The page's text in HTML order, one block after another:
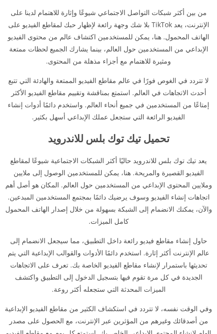
من بين أكثر شبكات التواصل الاجتماعي شيوعًا وإثارة للاهتمام لدينا على
الإنترنت، يعد TikTok بلا شك وجهة رائعة لإظهار حبك لمقاطع الفيديو على
الهاتف المحمول. هنا، يمكن للمستخدمين اكتشاف عالم من محتوى الفيديو
الإبداعي من المستخدمين حول العالم، بينما يشارك الجميع لحظات ممتعة
ومثيرة للاهتمام مع أجزاء مذهلة من المحتوى.
لا تتردد في الغوص فورًا في عالم مقاطع الفيديو الممتعة والهادئة التي تتبع
أحدث الاتجاهات في العالم. استمتع بمناقشة وتقييم مقاطع الفيديو الأكثر
إمتاعًا من المستخدمين في جميع أنحاء العالم. واستخدم دائمًا أدوات إنشاء
الفيديو الرائعة التي ستجعل عملك الإبداعي أسهل بكثير.
تحميل تيك توك بلس للاندرويد
يعد تيك توك بلس للاندرويد حاليًا أكثر الشبكات الاجتماعية شيوعًا لمقاطع
الفيديو القصيرة والمريحة. هنا، يمكن للمستخدمين الوصول إلى ملايين
وملايين المحتوى الإبداعي من المستخدمين حول العالم. المكان هو أصل أهم
اتجاهات إنشاء الفيديو وسوف يرضيك دائمًا بمجتمع المستخدمين المبدعين.
والآن، يمكنك الانضمام إلى الشبكة بسهولة من خلال إصدار الهاتف المحمول
كامل الميزات.
حاول إنشاء مقاطع فيديو رائعة داخل التطبيق، مما سيجعل الانضمام إلى
عالم الإنترنت أكثر إثارة. استخدم دائمًا الأدوات والقوالب الإبداعية التي يتم
تحديثها باستمرار لإنشاء مقاطع الفيديو الخاصة بك. تعرف على الاتجاهات
الجديدة في كل مرة تقوم فيها بتسجيل الدخول إلى التطبيق واكتشف
الميزات المحدثة التي ستجعله أكثر روعة.
وفي الوقت نفسه، لا تتردد في استكشاف الكثير من مقاطع الفيديو الإبداعية
من أصدقائك وغيرهم من المؤثرين عبر الإنترنت، مع الحصول على مصدر